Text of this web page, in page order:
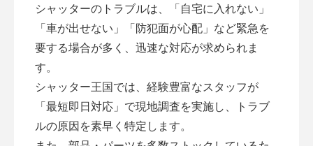
シャッターのトラブルは、「自宅に入れない」
「車が出せない」「防犯面が心配」など緊急を
要する場合が多く、迅速な対応が求められま
す。
シャッター王国では、経験豊富なスタッフが
「最短即日対応」で現地調査を実施し、トラブ
ルの原因を素早く特定します。